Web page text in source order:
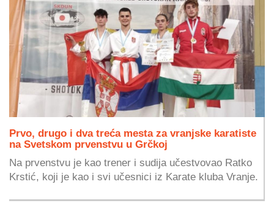
Prvo, drugo i dva treća mesta za vranjske karatiste
na Svetskom prvenstvu u Grčkoj
Na prvenstvu je kao trener i sudija učestvovao Ratko
Krstić, koji je kao i svi učesnici iz Karate kluba Vranje.